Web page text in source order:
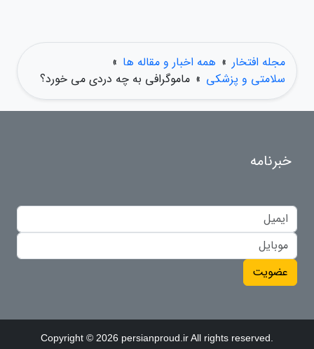
مجله افتخار » همه اخبار و مقاله ها »
سلامتی و پزشکی » ماموگرافی به چه دردی می خورد؟
خبرنامه
عضویت
Copyright © 2026 persianproud.ir All rights reserved.